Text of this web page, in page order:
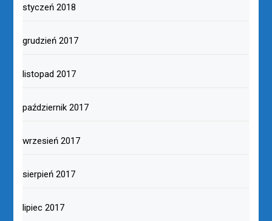
styczeń 2018
grudzień 2017
listopad 2017
październik 2017
wrzesień 2017
sierpień 2017
lipiec 2017